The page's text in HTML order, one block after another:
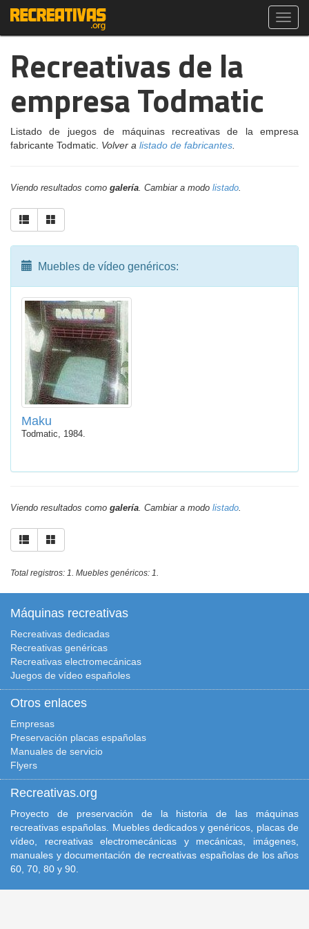
Recreativas de la
empresa Todmatic
Listado de juegos de máquinas recreativas de la empresa
fabricante Todmatic. Volver a listado de fabricantes
Viendo resultados como galería. Cambiar a modo listado.
Muebles de vídeo genéricos:
Maku
Todmatic, 1984.
Viendo resultados como galería. Cambiar a modo listado.
Total registros: 1. Muebles genéricos: 1.
Máquinas recreativas
Recreativas dedicadas
Recreativas genéricas
Recreativas electromecánicas
Juegos de vídeo españoles
Otros enlaces
Empresas
Preservación placas españolas
Manuales de servicio
Flyers
Recreativas.org
Proyecto de preservación de la historia de las máquinas
recreativas españolas. Muebles dedicados y genéricos, placas de
vídeo, recreativas electromecánicas y mecánicas, imágenes,
manuales y documentación de recreativas españolas de los años
60, 70, 80 y 90.